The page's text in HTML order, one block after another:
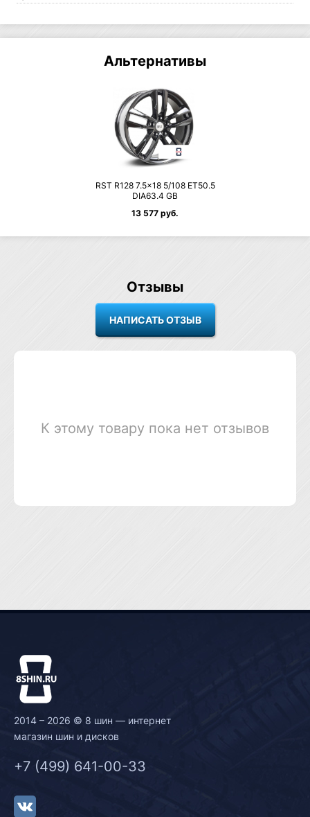
Альтернативы
RST R128 7.5×18 5/108 ET50.5
DIA63.4 GB
13 577 руб.
Отзывы
К этому товару пока нет отзывов
2014 – 2026 © 8 шин — интернет
магазин шин и дисков
+7 (499) 641-00-33